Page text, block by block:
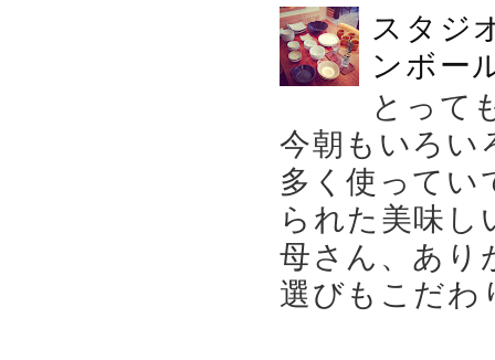
スタジ
ンボー
とって
今朝もいろい
多く使ってい
られた美味
母さん、あり
選びもこだ